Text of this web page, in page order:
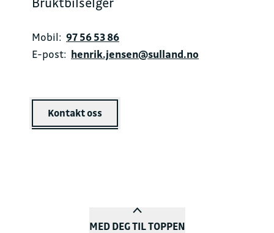
Mobil: 97 56 53 86
E-post: henrik.jensen@sulland.no
Kontakt oss
MED DEG TIL TOPPEN